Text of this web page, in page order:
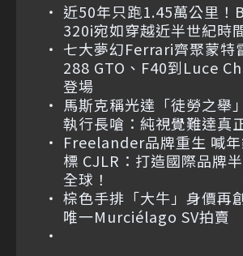
近50年只跑1.45萬公里！
320i宛如穿越近半世紀時
七大夢幻Ferrari齊聚蒙特
288 GTO、F40到Luce
登場
馬斯克稱光達「徒勞之舉
執行長嗆：純視覺難達真
Freelander品牌重生 喊
標 CJLR：打造國際品牌
全球！
棕色手排「大牛」身價再
唯一Murciélago SV拍賣